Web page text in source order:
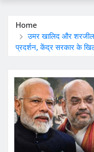
Home
उमर खालिद और
प्रदर्शन, केंद्र सरकार के